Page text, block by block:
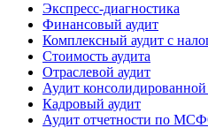
Экспресс-диагностика
Финансовый аудит
Комплексный аудит с
Стоимость аудита
Отраслевой аудит
Аудит консолидированной
Кадровый аудит
Аудит отчетности по